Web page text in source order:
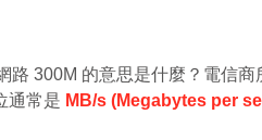
路 300M 的意思是什麼？電信商
通常是 MB/s (Megabytes per